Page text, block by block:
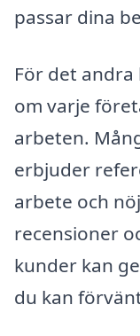
passar dina
För det
om varje
arbeten.
erbjuder
arbete och
recensioner
kunder kan
du kan